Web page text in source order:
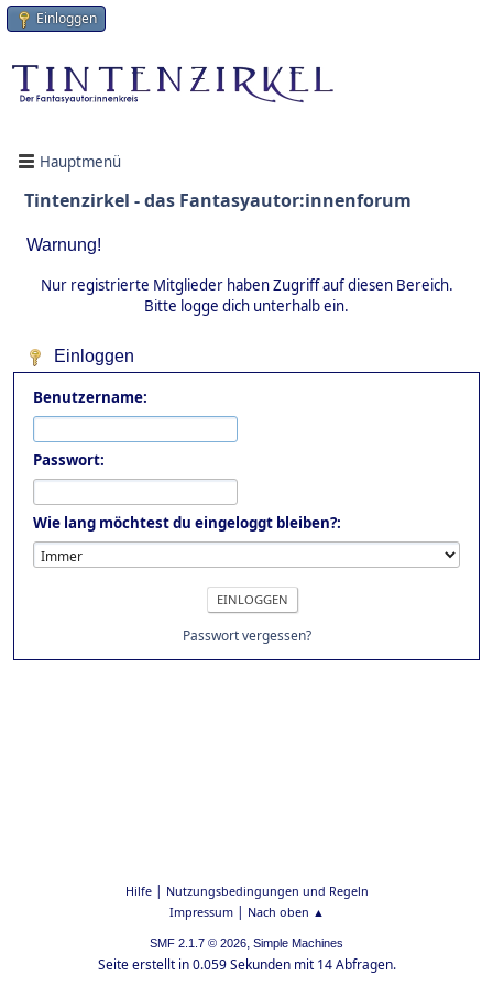
Einloggen
Hauptmenü
Tintenzirkel - das Fantasyautor:innenforum
Warnung!
Nur registrierte Mitglieder haben Zugriff auf diesen Bereich.
Bitte logge dich unterhalb ein.
Einloggen
Benutzername:
Passwort:
Wie lang möchtest du eingeloggt bleiben?:
Passwort vergessen?
Hilfe| Nutzungsbedingungen und Regeln
Impressum| Nach oben ▲
SMF 2.1.7 © 2026, Simple Machines
Seite erstellt in 0.059 Sekunden mit 14 Abfragen.